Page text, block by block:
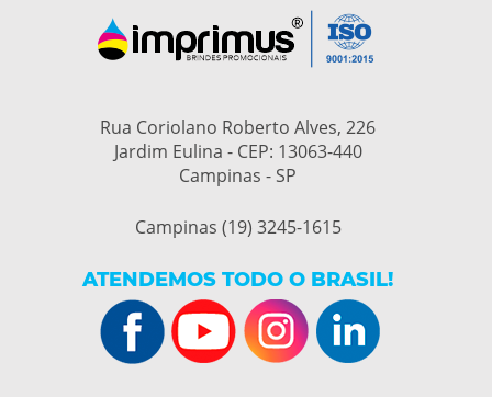
Rua Coriolano Roberto Alves, 226
Jardim Eulina - CEP: 13063-440
Campinas - SP
Campinas (19) 3245-1615
ATENDEMOS TODO O BRASIL!